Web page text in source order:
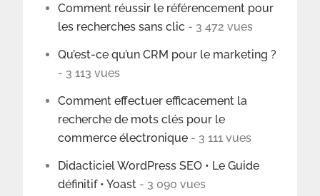
Comment réussir le référencement pour
les recherches sans clic - 3 472 vues
Qu’est-ce qu’un CRM pour le marketing ?
- 3 113 vues
Comment effectuer efficacement la
recherche de mots clés pour le
commerce électronique - 3 111 vues
Didacticiel WordPress SEO • Le Guide
définitif • Yoast - 3 090 vues